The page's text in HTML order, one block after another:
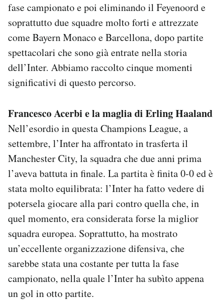
fase campionato e poi eliminando il Feyenoord e
soprattutto due squadre molto forti e attrezzate
come Bayern Monaco e Barcellona, dopo partite
spettacolari che sono già entrate nella storia
dell’Inter. Abbiamo raccolto cinque momenti
significativi di questo percorso.
Francesco Acerbi e la maglia di Erling Haaland
Nell’esordio in questa Champions League, a
settembre, l’Inter ha affrontato in trasferta il
Manchester City, la squadra che due anni prima
l’aveva battuta in finale. La partita è finita 0-0 ed è
stata molto equilibrata: l’Inter ha fatto vedere di
potersela giocare alla pari contro quella che, in
quel momento, era considerata forse la miglior
squadra europea. Soprattutto, ha mostrato
un’eccellente organizzazione difensiva, che
sarebbe stata una costante per tutta la fase
campionato, nella quale l’Inter ha subìto appena
un gol in otto partite.